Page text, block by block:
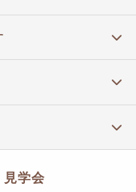
見学会